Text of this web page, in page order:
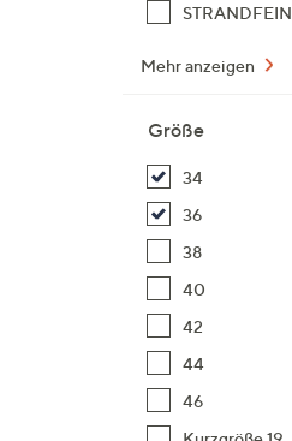
STRANDFEIN
Mehr anzeigen
Größe
34
36
38
40
42
44
46